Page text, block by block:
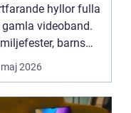
hyllor fulla
gamla videoband.
barns
steg, resor o...
2026